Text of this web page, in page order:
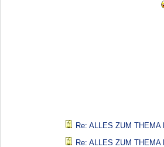
Re: ALLES ZUM THEMA
Re: ALLES ZUM THEMA